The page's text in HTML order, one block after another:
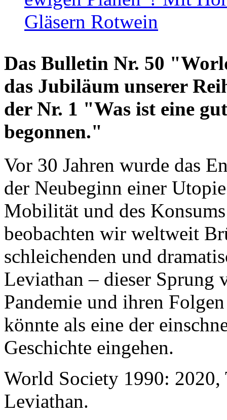
Gläsern Rotwein
Das Bulletin Nr. 50
das Jubiläum unserer
der Nr. 1 "Was ist eine
begonnen."
Vor 30 Jahren wurde das
der Neubeginn einer
Mobilität und des
beobachten wir weltweit
schleichenden und
Leviathan – dieser Sprung
Pandemie und ihren
könnte als eine der
Geschichte eingehen.
World Society 1990: 2020,
Leviathan.